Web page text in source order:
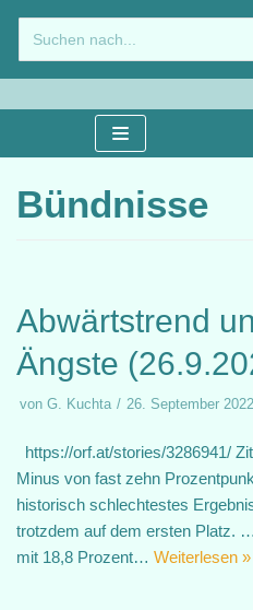
Zum
Inhalt
springen
Bündnisse
Abwärtstrend
Ängste
von G. Kuchta 26. September 2022
https://orf.at/stories/3286941/
Minus von fast zehn
historisch schlechtestes
trotzdem auf dem ersten Platz.
mit 18,8 Prozent… Weiterlesen »